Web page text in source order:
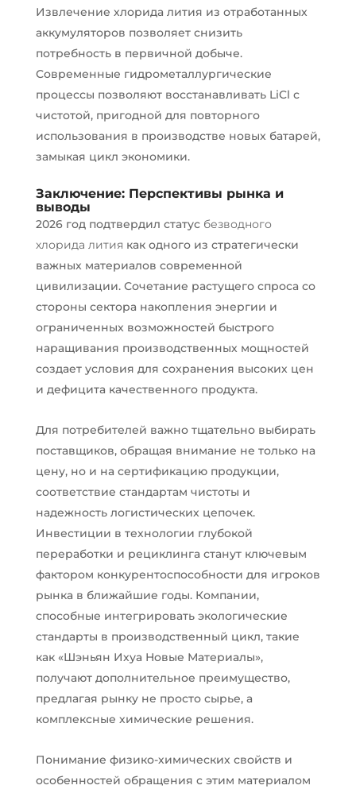
Извлечение хлорида лития из отработанных
аккумуляторов позволяет снизить
потребность в первичной добыче.
Современные гидрометаллургические
процессы позволяют восстанавливать LiCl с
чистотой, пригодной для повторного
использования в производстве новых батарей,
замыкая цикл экономики.
Заключение: Перспективы рынка и
выводы
2026 год подтвердил статус безводного
хлорида лития как одного из стратегически
важных материалов современной
цивилизации. Сочетание растущего спроса со
стороны сектора накопления энергии и
ограниченных возможностей быстрого
наращивания производственных мощностей
создает условия для сохранения высоких цен
и дефицита качественного продукта.
Для потребителей важно тщательно выбирать
поставщиков, обращая внимание не только на
цену, но и на сертификацию продукции,
соответствие стандартам чистоты и
надежность логистических цепочек.
Инвестиции в технологии глубокой
переработки и рециклинга станут ключевым
фактором конкурентоспособности для игроков
рынка в ближайшие годы. Компании,
способные интегрировать экологические
стандарты в производственный цикл, такие
как «Шэньян Ихуа Новые Материалы»,
получают дополнительное преимущество,
предлагая рынку не просто сырье, а
комплексные химические решения.
Понимание физико-химических свойств и
особенностей обращения с этим материалом